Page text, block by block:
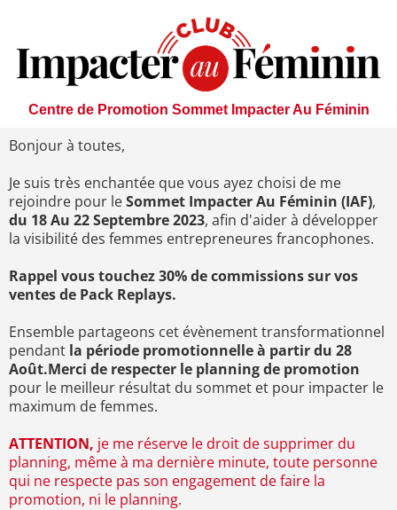
Centre de Promotion Sommet Impacter Au Féminin
Bonjour à toutes,
Je suis très enchantée que vous ayez choisi de me
rejoindre pour leSommet Impacter Au Féminin (IAF),
du 18 Au 22 Septembre 2023, afin d'aider à développer
la visibilité des femmes entrepreneures francophones.
Rappel vous touchez 30% de commissions sur vos
ventes de Pack Replays.
Ensemble partageons cet évènement transformationnel
pendant la période promotionnelle à partir du 28
Août.Merci de respecter le planning de promotion
pour le meilleur résultat du sommet et pour impacter le
maximum de femmes.
ATTENTION, je me réserve le droit de supprimer du
planning, même à ma dernière minute, toute personne
qui ne respecte pas son engagement de faire la
promotion, ni le planning.